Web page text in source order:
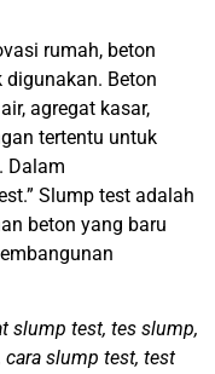
rumah, beton
Beton
agregat kasar,
tertentu untuk
Dalam
Slump test adalah
beton yang baru
slump test, tes slump,
slump test, test